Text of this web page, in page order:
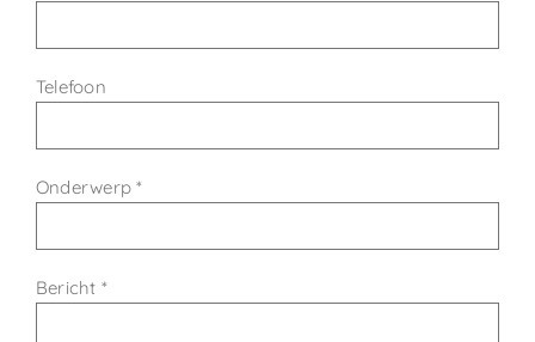
Telefoon
Onderwerp *
Bericht *